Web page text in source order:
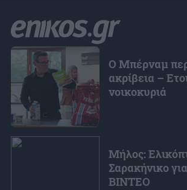
Ο Μπέρναμ
ακρίβεια –
νοικοκυριά
Μήλος:
Σαρακήνικο
ΒΙΝΤΕΟ